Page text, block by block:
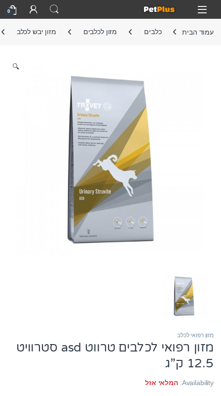
Skip to navigation
Skip to content
Open
0
עמוד הבית כלבים מזון לכלבים מזון יבש לכלב
🔍
מזון רפואי לכלב
מזון רפואי לכלבים טרווט asd סטרוויט
12.5 ק”ג
Availability: המלאי אזל